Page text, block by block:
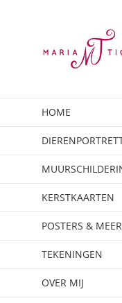
HOME
KERSTKAARTEN
POSTERS & MEER
TEKENINGEN
OVER MIJ